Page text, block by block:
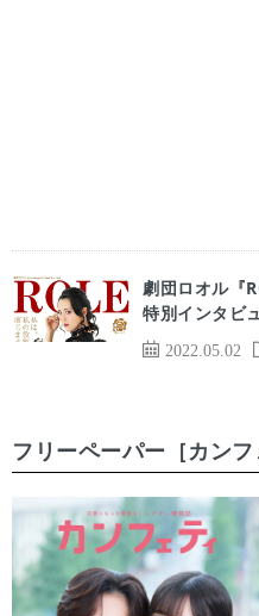
2022.05.02
劇団ロオル『
特別インタビ
フリーペーパー［カンフ